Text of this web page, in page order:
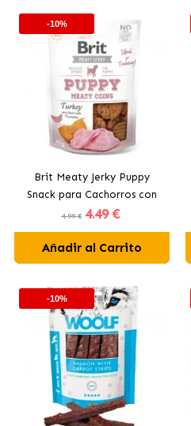
-10%
Brit Meaty Jerky Puppy
Snack para Cachorros con
Pavo y Calabaza
4.99 € 4.49 €
Añadir al Carrito
-10%